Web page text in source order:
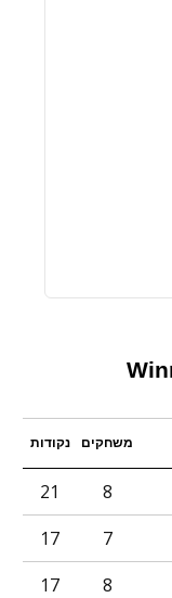
משחקים נקודות
8
21
7
17
8
17